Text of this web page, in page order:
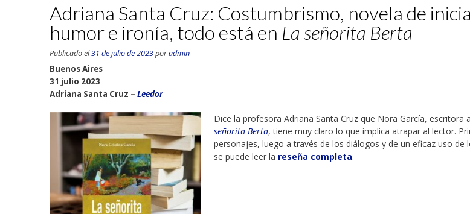
Adriana Santa Cruz: Costumbrismo, novela de
humor e ironía, todo está en La señorita Berta
Publicado el31 de julio de 2023poradmin
Buenos Aires
31 julio 2023
Adriana Santa Cruz – Leedor
Dice la profesora Adriana Santa Cruz que Nora García, escritora
señorita Berta, tiene muy claro lo que implica atrapar al lector.
personajes, luego a través de los diálogos y de un eficaz uso de
se puede leer la reseña completa.